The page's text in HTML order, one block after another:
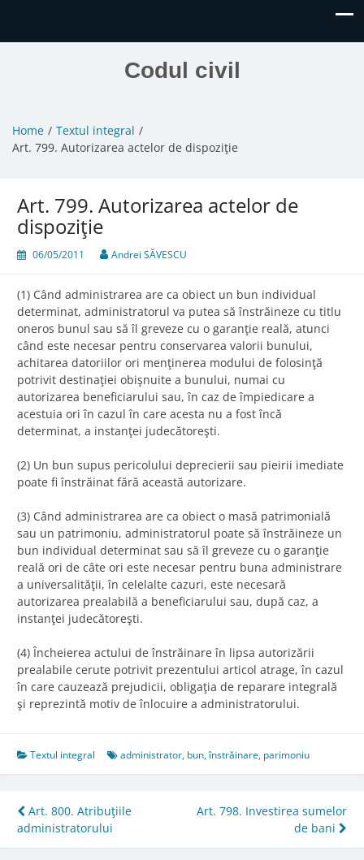
Codul civil
Home
Textul integral
Art. 799. Autorizarea actelor de dispoziţie
Art. 799. Autorizarea actelor de
dispoziţie
06/05/2011 Andrei SĂVESCU
(1) Când administrarea are ca obiect un bun individual
determinat, administratorul va putea să înstrăineze cu titlu
oneros bunul sau să îl greveze cu o garanţie reală, atunci
când este necesar pentru conservarea valorii bunului,
achitarea datoriilor ori menţinerea modului de folosinţă
potrivit destinaţiei obişnuite a bunului, numai cu
autorizarea beneficiarului sau, în caz de împiedicare a
acestuia ori în cazul în care acesta nu a fost încă
determinat, a instanţei judecătoreşti.
(2) Un bun supus pericolului deprecierii sau pieirii imediate
poate fi înstrăinat fără această autorizare.
(3) Când administrarea are ca obiect o masă patrimonială
sau un patrimoniu, administratorul poate să înstrăineze un
bun individual determinat sau să îl greveze cu o garanţie
reală ori de câte ori este necesar pentru buna administrare
a universalităţii, în celelalte cazuri, este necesară
autorizarea prealabilă a beneficiarului sau, după caz, a
instanţei judecătoreşti.
(4) Încheierea actului de înstrăinare în lipsa autorizării
prealabile cerute potrivit prezentului articol atrage, în cazul
în care cauzează prejudicii, obligaţia de reparare integrală
şi reprezintă motiv de înlocuire a administratorului.
Textul integral administrator, bun,înstrăinare, parimoniu
Post
navigation
Art. 800. Atribuţiile
administratorului
Art. 798. Investirea sumelor
de bani